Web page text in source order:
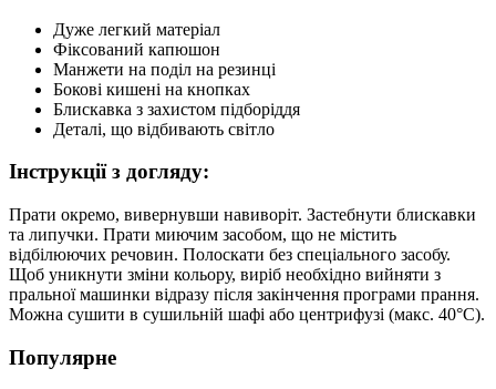
Дуже легкий матеріал
Фіксований капюшон
Манжети на поділ на резинці
Бокові кишені на кнопках
Блискавка з захистом підборіддя
Деталі, що відбивають світло
Інструкції з догляду:
Прати окремо, вивернувши навиворіт. Застебнути блискавки
та липучки. Прати миючим засобом, що не містить
відбілюючих речовин. Полоскати без спеціального засобу.
Щоб уникнути зміни кольору, виріб необхідно вийняти з
пральної машинки відразу після закінчення програми прання.
Можна сушити в сушильній шафі або центрифузі (макс. 40°C).
Популярне